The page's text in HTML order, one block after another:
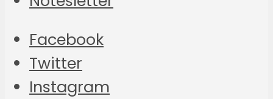
Facebook
Twitter
Instagram